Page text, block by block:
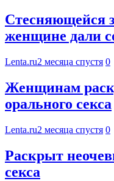
Стесняющейся
женщине дали
Lenta.ru2 месяца спустя 0
Женщинам
орального секса
Lenta.ru2 месяца спустя 0
Раскрыт
секса